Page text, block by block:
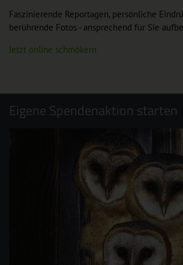
Faszinierende Reportagen, persönliche
berührende Fotos - ansprechend für Sie
Jetzt online schmökern
Eigene Spendenaktion starten